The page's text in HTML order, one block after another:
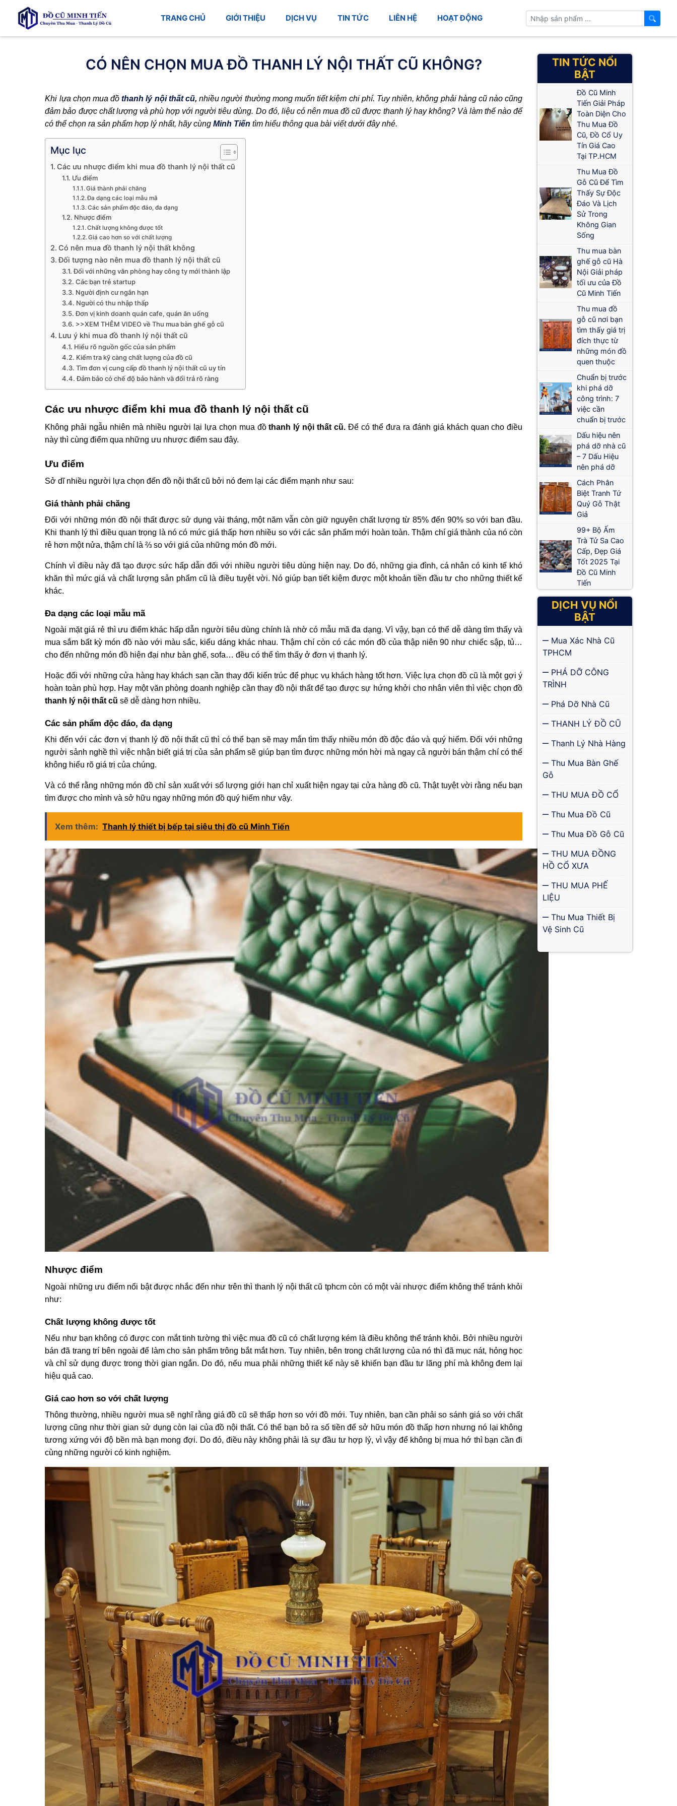
TRANG CHỦ GIỚI THIỆU DỊCH VỤ TIN TỨC LIÊN HỆ HOẠT ĐỘNG
CÓ NÊN CHỌN MUA ĐỒ THANH LÝ NỘI THẤT CŨ KHÔNG?
Khi lựa chọn mua đồthanh lý nội thất cũ,nhiều người thường mong muốn tiết kiệm chi phí. Tuy nhiên, không phải hàng cũ nào cũng
đảm bảo được chất lượng và phù hợp với người tiêu dùng. Do đó, liệu có nên mua đồ cũ được thanh lý hay không? Và làm thế nào để
có thể chọn ra sản phẩm hợp lý nhất, hãy cùngMinh Tiến tìm hiểu thông qua bài viết dưới đây nhé.
Mục lục
Các ưu nhược điểm khi mua đồ thanh lý nội thất cũ
Ưu điểm
Giá thành phải chăng
Đa dạng các loại mẫu mã
Các sản phẩm độc đáo, đa dạng
Nhược điểm
Chất lượng không được tốt
Giá cao hơn so với chất lượng
Có nên mua đồ thanh lý nội thất không
Đối tượng nào nên mua đồ thanh lý nội thất cũ
Đối với những văn phòng hay công ty mới thành lập
Các bạn trẻ startup
Người định cư ngắn hạn
Người có thu nhập thấp
Đơn vị kinh doanh quán cafe, quán ăn uống
>>XEM THÊM VIDEO về Thu mua bàn ghế gỗ cũ
Lưu ý khi mua đồ thanh lý nội thất cũ
Hiểu rõ nguồn gốc của sản phẩm
Kiểm tra kỹ càng chất lượng của đồ cũ
Tìm đơn vị cung cấp đồ thanh lý nội thất cũ uy tín
Đảm bảo có chế độ bảo hành và đổi trả rõ ràng
Các ưu nhược điểm khi mua đồ thanh lý nội thất cũ
Không phải ngẫu nhiên mà nhiều người lại lựa chọn mua đồthanh lý nội thất cũ.Để có thể đưa ra đánh giá khách quan cho điều
này thì cùng điểm qua những ưu nhược điểm sau đây.
Ưu điểm
Sở dĩ nhiều người lựa chọn đến đồ nội thất cũ bởi nó đem lại các điểm mạnh như sau:
Giá thành phải chăng
Đối với những món đồ nội thất được sử dụng vài tháng, một năm vẫn còn giữ nguyên chất lượng từ 85% đến 90% so với ban đầu.
Khi thanh lý thì điều quan trọng là nó có mức giá thấp hơn nhiều so với các sản phẩm mới hoàn toàn. Thậm chí giá thành của nó còn
rẻ hơn một nửa, thậm chí là ⅔ so với giá của những món đồ mới.
Chính vì điều này đã tạo được sức hấp dẫn đối với nhiều người tiêu dùng hiện nay. Do đó, những gia đình, cá nhân có kinh tế khó
khăn thì mức giá và chất lượng sản phẩm cũ là điều tuyệt vời. Nó giúp bạn tiết kiệm được một khoản tiền đầu tư cho những thiết kế
khác.
Đa dạng các loại mẫu mã
Ngoài mặt giá rẻ thì ưu điểm khác hấp dẫn người tiêu dùng chính là nhờ có mẫu mã đa dạng. Vì vậy, bạn có thể dễ dàng tìm thấy và
mua sắm bất kỳ món đồ nào với màu sắc, kiểu dáng khác nhau. Thậm chí còn có các món đồ của thập niên 90 như chiếc sập, tủ…
cho đến những món đồ hiện đại như bàn ghế, sofa… đều có thể tìm thấy ở đơn vị thanh lý.
Hoặc đối với những cửa hàng hay khách sạn cần thay đổi kiến trúc để phục vụ khách hàng tốt hơn. Việc lựa chọn đồ cũ là một gợi ý
hoàn toàn phù hợp. Hay một văn phòng doanh nghiệp cần thay đồ nội thất để tạo được sự hứng khởi cho nhân viên thì việc chọn đồ
thanh lý nội thất cũsẽ dễ dàng hơn nhiều.
Các sản phẩm độc đáo, đa dạng
Khi đến với các đơn vị thanh lý đồ nội thất cũ thì có thể bạn sẽ may mắn tìm thấy nhiều món đồ độc đáo và quý hiếm. Đối với những
người sảnh nghề thì việc nhận biết giá trị của sản phẩm sẽ giúp bạn tìm được những món hời mà ngay cả người bán thậm chí có thể
không hiểu rõ giá trị của chúng.
Và có thể rằng những món đồ chỉ sản xuất với số lượng giới hạn chỉ xuất hiện ngay tại cửa hàng đồ cũ. Thật tuyệt vời rằng nếu bạn
tìm được cho mình và sở hữu ngay những món đồ quý hiếm như vậy.
Xem thêm: Thanh lý thiết bị bếp tại siêu thị đồ cũ Minh Tiến
Nhược điểm
Ngoài những ưu điểm nổi bật được nhắc đến như trên thì thanh lý nội thất cũ tphcm còn có một vài nhược điểm không thể tránh khỏi
như:
Chất lượng không được tốt
Nếu như bạn không có được con mắt tinh tường thì việc mua đồ cũ có chất lượng kém là điều không thể tránh khỏi. Bởi nhiều người
bán đã trang trí bên ngoài để làm cho sản phẩm trông bắt mắt hơn. Tuy nhiên, bên trong chất lượng của nó thì đã mục nát, hỏng học
và chỉ sử dụng được trong thời gian ngắn. Do đó, nếu mua phải những thiết kế này sẽ khiến bạn đầu tư lãng phí mà không đem lại
hiệu quả cao.
Giá cao hơn so với chất lượng
Thông thường, nhiều người mua sẽ nghĩ rằng giá đồ cũ sẽ thấp hơn so với đồ mới. Tuy nhiên, bạn cần phải so sánh giá so với chất
lượng cũng như thời gian sử dụng còn lại của đồ nội thất. Có thể bạn bỏ ra số tiền để sở hữu món đồ thấp hơn nhưng nó lại không
tương xứng với độ bền mà bạn mong đợi. Do đó, điều này không phải là sự đầu tư hợp lý, vì vậy để không bị mua hớ thì bạn cần đi
cùng những người có kinh nghiệm.
TIN TỨC NỔI
BẬT
Đồ Cũ Minh
Tiến Giải Pháp
Toàn Diện Cho
Thu Mua Đồ
Cũ, Đồ Cổ Uy
Tín Giá Cao
Tại TP.HCM
Thu Mua Đồ
Gỗ Cũ Để Tìm
Thấy Sự Độc
Đáo Và Lịch
Sử Trong
Không Gian
Sống
Thu mua bàn
ghế gỗ cũ Hà
Nội Giải pháp
tối ưu của Đồ
Cũ Minh Tiến
Thu mua đồ
gỗ cũ nơi bạn
tìm thấy giá trị
đích thực từ
những món đồ
quen thuộc
Chuẩn bị trước
khi phá dỡ
công trình: 7
việc cần
chuẩn bị trước
Dấu hiệu nên
phá dỡ nhà cũ
– 7 Dấu Hiệu
nên phá dỡ
Cách Phân
Biệt Tranh Tứ
Quý Gỗ Thật
Giả
99+ Bộ Ấm
Trà Tử Sa Cao
Cấp, Đẹp Giá
Tốt 2025 Tại
Đồ Cũ Minh
Tiến
DỊCH VỤ NỔI
BẬT
Mua Xác Nhà Cũ
TPHCM
PHÁ DỠ CÔNG
TRÌNH
Phá Dỡ Nhà Cũ
THANH LÝ ĐỒ CŨ
Thanh Lý Nhà Hàng
Thu Mua Bàn Ghế
Gỗ
THU MUA ĐỒ CỔ
Thu Mua Đồ Cũ
Thu Mua Đồ Gỗ Cũ
THU MUA ĐỒNG
HỒ CỔ XƯA
THU MUA PHẾ
LIỆU
Thu Mua Thiết Bị
Vệ Sinh Cũ